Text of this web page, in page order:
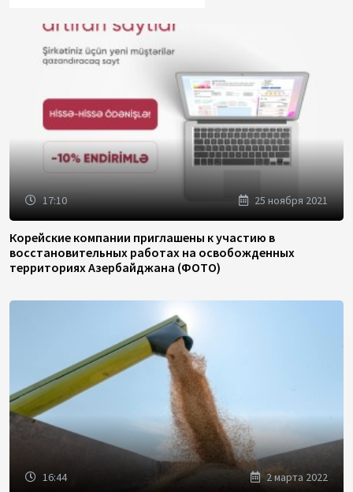
17:10 25 ноября 2021
Корейские компании приглашены к участию в
восстановительных работах на освобожденных
территориях Азербайджана (ФОТО)
16:44 2 марта 2022